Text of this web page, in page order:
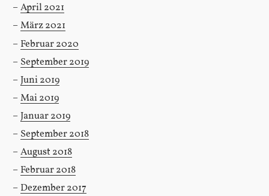
April 2021
März 2021
Februar 2020
September 2019
Juni 2019
Mai 2019
Januar 2019
September 2018
August 2018
Februar 2018
Dezember 2017